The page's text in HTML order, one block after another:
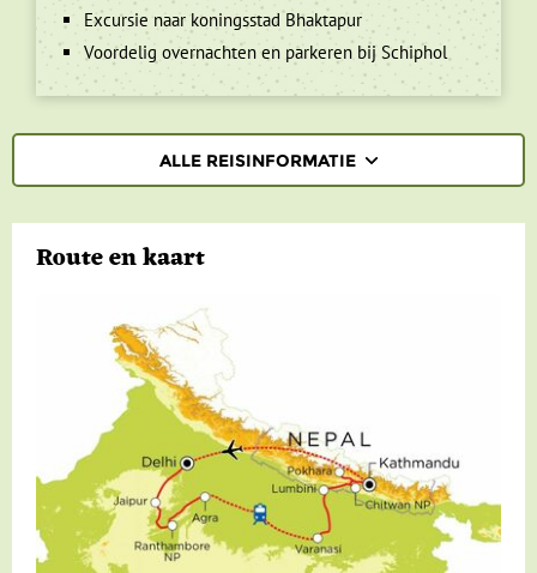
Excursie naar koningsstad Bhaktapur
Voordelig overnachten en parkeren bij Schiphol
ALLE REISINFORMATIE
VERTREKDATA/PRIJS
PRAKTISCHE INFORMATIE
Accommodatie
Vliegreis
Vervoer
Bij de reis inbegrepen
FAQ
FOTO'S EN VIDEO
REIS BOEKEN
Route en kaart